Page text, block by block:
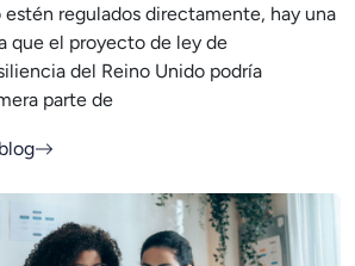
estén regulados directamente, hay una
que el proyecto de ley de
del Reino Unido podría
parte de